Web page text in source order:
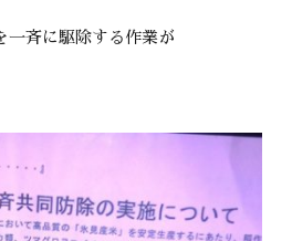
一斉に駆除する作業が